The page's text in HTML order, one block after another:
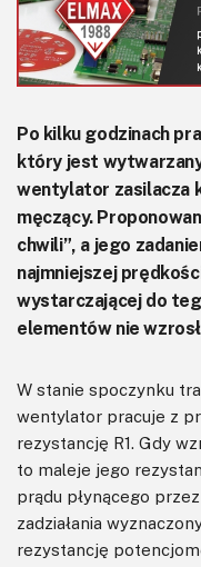
Po kilku godzinach
który jest
wentylator zasilacza
męczący.
chwili”, a jego
najmniejszej
wystarczającej do
elementów nie
W stanie spoczynku
wentylator pracuje z
rezystancję R1. Gdy
to maleje jego
prądu płynącego
zadziałania
rezystancję